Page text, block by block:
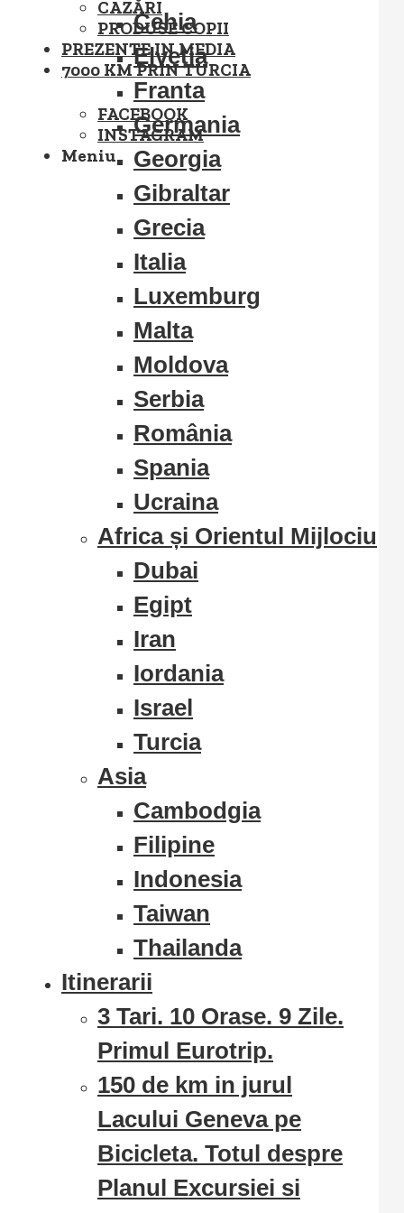
CAZĂRI
PRODUSE COPII
PREZENTE IN MEDIA
7000 KM PRIN TURCIA
FACEBOOK
INSTAGRAM
Meniu
Cehia
Elvetia
Franta
Germania
Georgia
Gibraltar
Grecia
Italia
Luxemburg
Malta
Moldova
Serbia
România
Spania
Ucraina
Africa și Orientul Mijlociu
Dubai
Egipt
Iran
Iordania
Israel
Turcia
Asia
Cambodgia
Filipine
Indonesia
Taiwan
Thailanda
Itinerarii
3 Tari. 10 Orase. 9 Zile.
Primul Eurotrip.
150 de km in jurul
Lacului Geneva pe
Bicicleta. Totul despre
Planul Excursiei si